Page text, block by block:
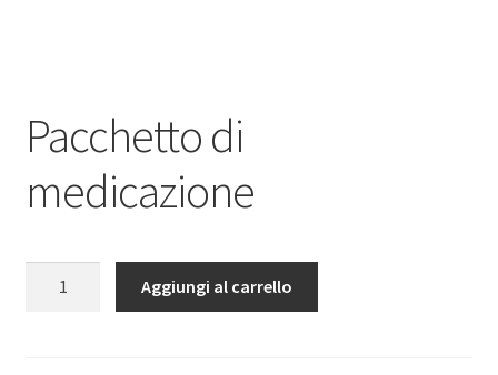
Pacchetto di
medicazione
Aggiungi al carrello